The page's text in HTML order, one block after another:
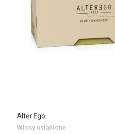
Alter Ego
Włosy osłabione